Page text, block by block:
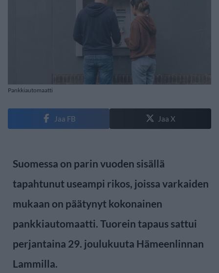
Pankkiautomaatti
Jaa FB Jaa X
Suomessa on parin vuoden sisällä
tapahtunut useampi rikos, joissa varkaiden
mukaan on päätynyt kokonainen
pankkiautomaatti. Tuorein tapaus sattui
perjantaina 29. joulukuuta Hämeenlinnan
Lammilla.